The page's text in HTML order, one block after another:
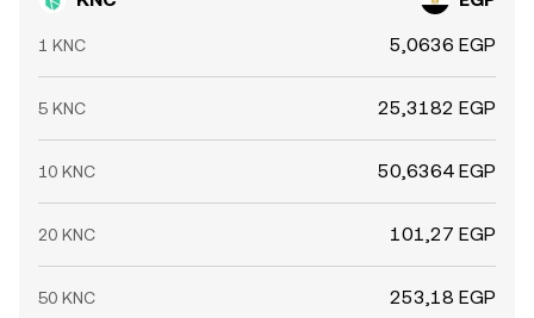
1 KNC 5,0636 EGP
5 KNC 25,3182 EGP
10 KNC 50,6364 EGP
20 KNC 101,27 EGP
50 KNC 253,18 EGP